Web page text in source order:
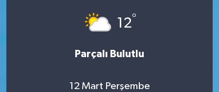
12°
Parçalı Bulutlu
12 Mart Perşembe